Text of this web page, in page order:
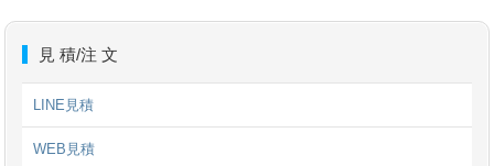
見 積/注 文
LINE見積
WEB見積